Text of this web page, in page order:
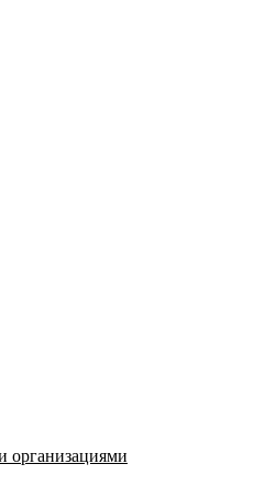
организациями